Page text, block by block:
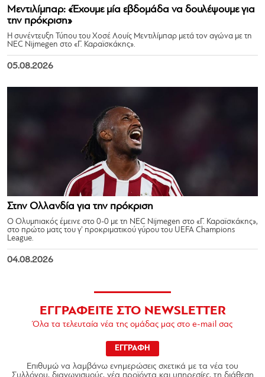
Μεντιλίμπαρ: «Έχουμε μία εβδομάδα να δουλέψουμε για
την πρόκριση»
Η συνέντευξη Τύπου του Χοσέ Λουίς Μεντιλίμπαρ μετά τον αγώνα με τη
NEC Nijmegen στο «Γ. Καραϊσκάκης».
05.08.2026
Στην Ολλανδία για την πρόκριση
Ο Ολυμπιακός έμεινε στο 0-0 με τη NEC Nijmegen στο «Γ. Καραϊσκάκης»,
στο πρώτο ματς του γ’ προκριματικού γύρου του UEFA Champions
League.
04.08.2026
ΕΓΓΡΑΦΕΙΤΕ ΣΤΟ NEWSLETTER
Όλα τα τελευταία νέα της ομάδας μας στο e-mail σας
ΕΓΓΡΑΦΗ
Επιθυμώ να λαμβάνω ενημερώσεις σχετικά με τα νέα του